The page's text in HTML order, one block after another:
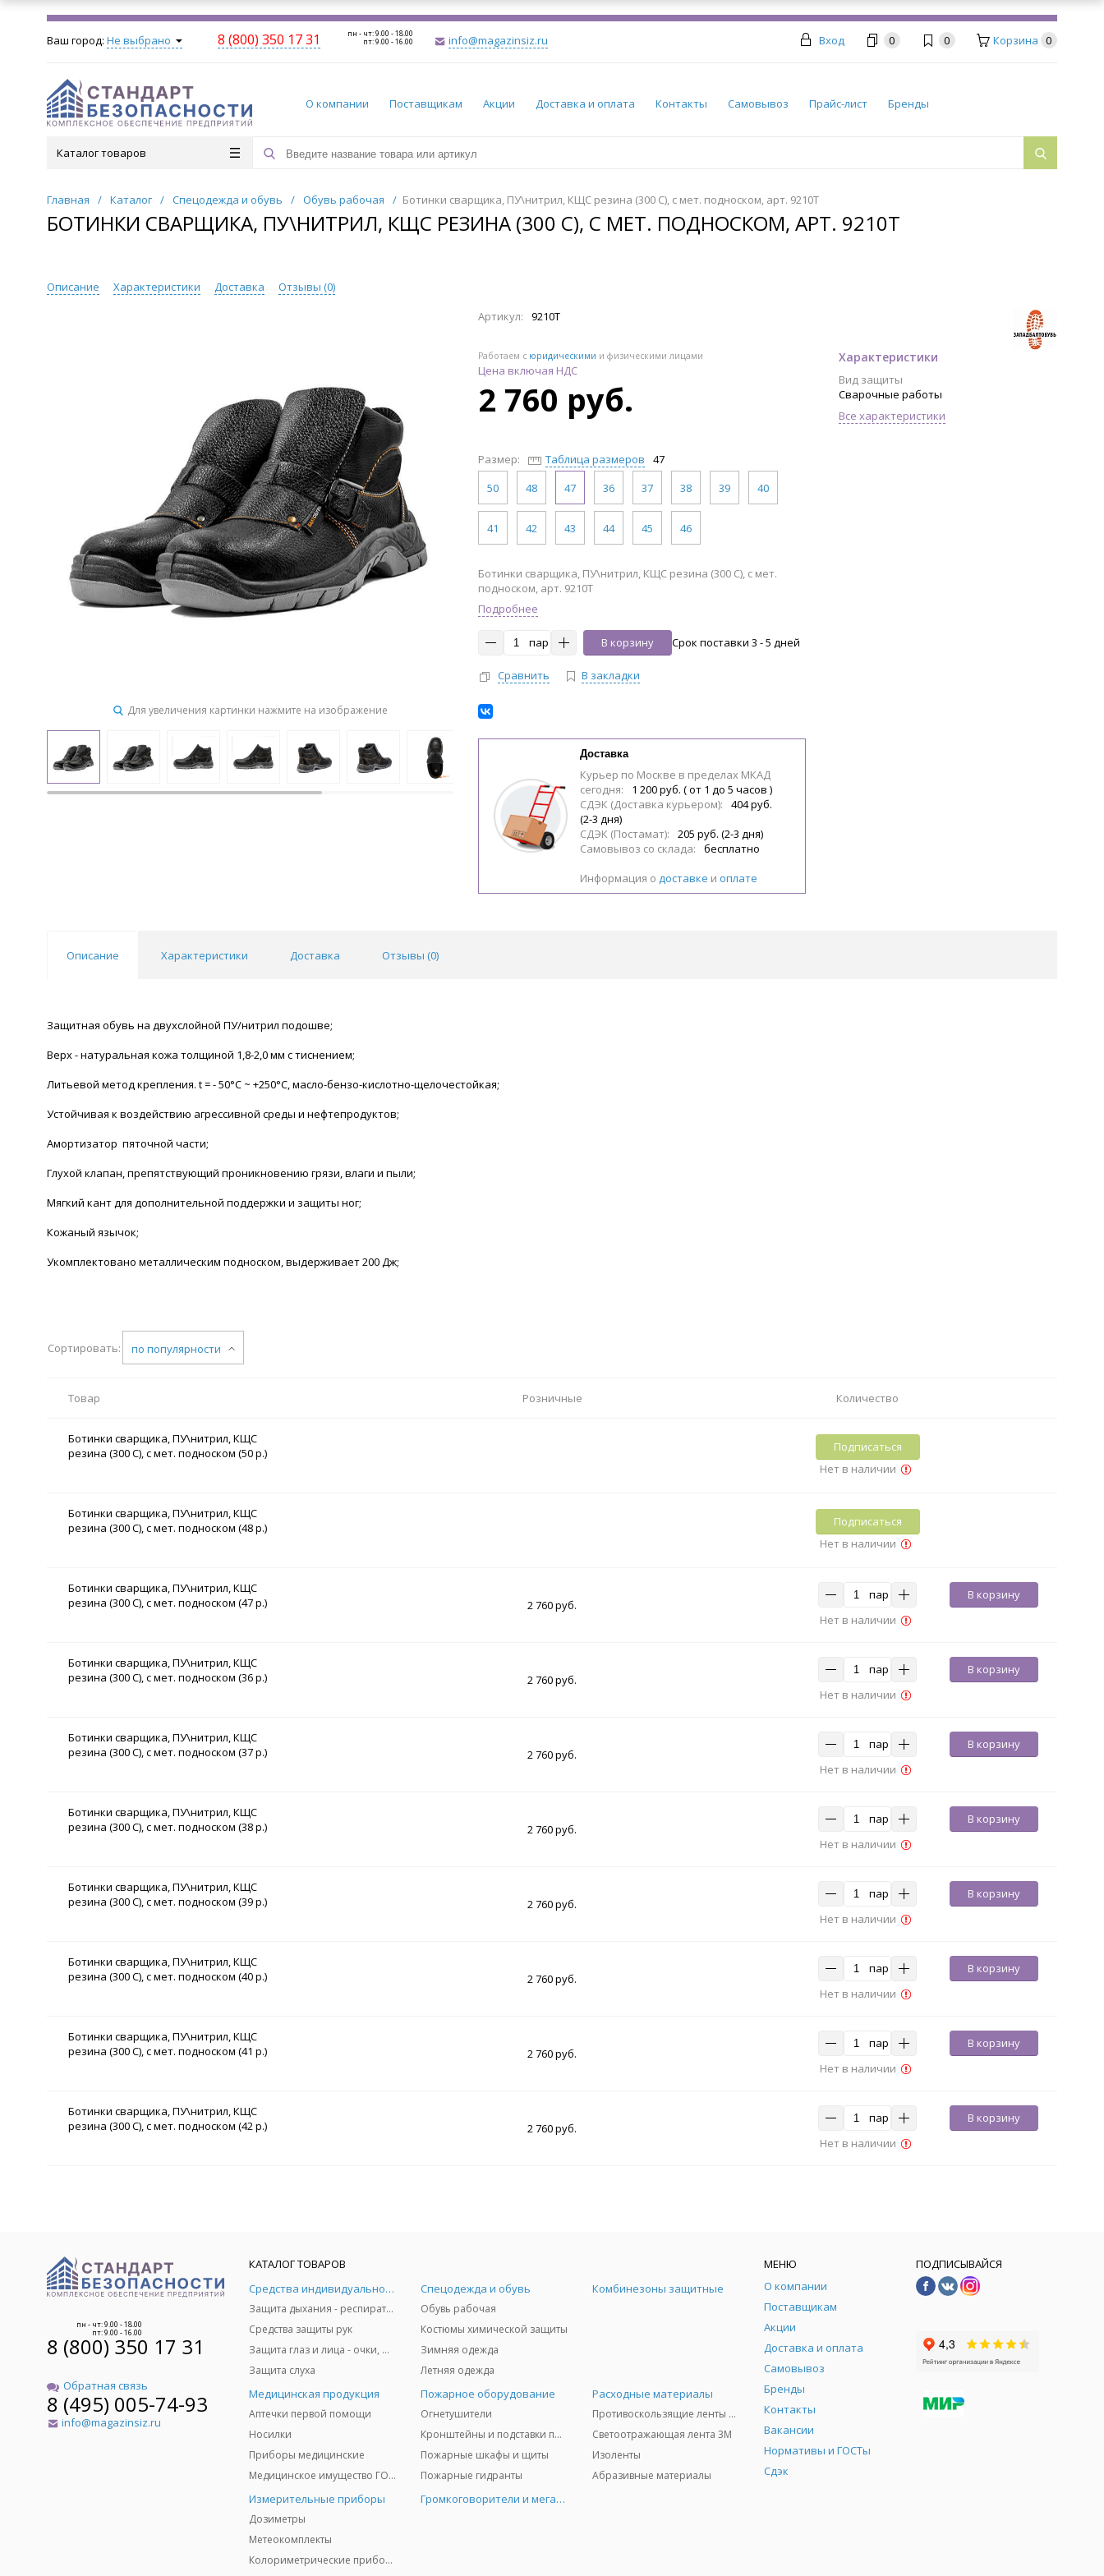
Ваш город: Не выбрано 8 (800) 350 17 31 пн - чт: 9.00 - 18.00
пт: 9.00 - 16.00 info@magazinsiz.ru Вход 0 0 Корзина 0
О компании Поставщикам Акции Доставка и оплата Контакты Самовывоз Прайс-лист Бренды
Каталог товаров
Главная / Каталог / Спецодежда и обувь / Обувь рабочая / Ботинки сварщика, ПУ\нитрил, КЩС резина (300 С), с мет. подноском, арт. 9210Т
БОТИНКИ СВАРЩИКА, ПУ\НИТРИЛ, КЩС РЕЗИНА (300 С), С МЕТ. ПОДНОСКОМ, АРТ. 9210Т
Описание Характеристики Доставка Отзывы (0)
Для увеличения картинки нажмите на изображение
Артикул: 9210Т
Работаем с юридическими и физическими лицами
Цена включая НДС
2 760 руб.
Размер: Таблица размеров
47
50
48 47 36 37 38 39 40
41 42 43 44 45 46
Характеристики
Вид защиты
Сварочные работы
Все характеристики
Ботинки сварщика, ПУ\нитрил, КЩС резина (300 С), с мет.
подноском, арт. 9210Т
Подробнее
пар В корзину Срок поставки 3 - 5 дней
Сравнить В закладки
Доставка
Курьер по Москве в пределах МКАД
сегодня:
1 200 руб. ( от 1 до 5 часов )
СДЭК (Доставка курьером):
404 руб.
(2-3 дня)
СДЭК (Постамат):
205 руб. (2-3 дня)
Самовывоз со склада:
бесплатно
Информация о доставке и оплате
Описание Характеристики Доставка Отзывы (0)
Защитная обувь на двухслойной ПУ/нитрил подошве;
Верх - натуральная кожа толщиной 1,8-2,0 мм с тиснением;
Литьевой метод крепления. t = - 50°С ~ +250°С, масло-бензо-кислотно-щелочестойкая;
Устойчивая к воздействию агрессивной среды и нефтепродуктов;
Амортизатор пяточной части;
Глухой клапан, препятствующий проникновению грязи, влаги и пыли;
Мягкий кант для дополнительной поддержки и защиты ног;
Кожаный язычок;
Укомплектовано металлическим подноском, выдерживает 200 Дж;
Сортировать: по популярности
Товар Розничные Количество
Ботинки сварщика, ПУ\нитрил, КЩС
резина (300 С), с мет. подноском (50 р.)
Подписаться
Нет в наличии
Ботинки сварщика, ПУ\нитрил, КЩС
резина (300 С), с мет. подноском (48 р.)
Подписаться
Нет в наличии
Ботинки сварщика, ПУ\нитрил, КЩС
резина (300 С), с мет. подноском (47 р.)
2 760 руб.
пар
В корзину
Нет в наличии
Ботинки сварщика, ПУ\нитрил, КЩС
резина (300 С), с мет. подноском (36 р.)
2 760 руб.
пар
В корзину
Нет в наличии
Ботинки сварщика, ПУ\нитрил, КЩС
резина (300 С), с мет. подноском (37 р.)
2 760 руб.
пар
В корзину
Нет в наличии
Ботинки сварщика, ПУ\нитрил, КЩС
резина (300 С), с мет. подноском (38 р.)
2 760 руб.
пар
В корзину
Нет в наличии
Ботинки сварщика, ПУ\нитрил, КЩС
резина (300 С), с мет. подноском (39 р.)
2 760 руб.
пар
В корзину
Нет в наличии
Ботинки сварщика, ПУ\нитрил, КЩС
резина (300 С), с мет. подноском (40 р.)
2 760 руб.
пар
В корзину
Нет в наличии
Ботинки сварщика, ПУ\нитрил, КЩС
резина (300 С), с мет. подноском (41 р.)
2 760 руб.
пар
В корзину
Нет в наличии
Ботинки сварщика, ПУ\нитрил, КЩС
резина (300 С), с мет. подноском (42 р.)
2 760 руб.
пар
В корзину
Нет в наличии
пн - чт: 9.00 - 18.00
пт: 9.00 - 16.00
8 (800) 350 17 31
Обратная связь
8 (495) 005-74-93
info@magazinsiz.ru
КАТАЛОГ ТОВАРОВ
Средства индивидуальной защиты
Защита дыхания - респираторы, противогазы, фильтры, дозиметры
Средства защиты рук
Защита глаз и лица - очки, щитки
Защита слуха
Спецодежда и обувь
Обувь рабочая
Костюмы химической защиты
Зимняя одежда
Летняя одежда
Комбинезоны защитные
Медицинская продукция
Аптечки первой помощи
Носилки
Приборы медицинские
Медицинское имущество ГО и ЧС
Пожарное оборудование
Огнетушители
Кронштейны и подставки под огнетушители
Пожарные шкафы и щиты
Пожарные гидранты
Расходные материалы
Противоскользящие ленты 3М
Светоотражающая лента 3M
Изоленты
Абразивные материалы
Измерительные приборы
Дозиметры
Метеокомплекты
Колориметрические приборы
Громкоговорители и мегафоны
МЕНЮ
О компании
Поставщикам
Акции
Доставка и оплата
Самовывоз
Бренды
Контакты
Вакансии
Нормативы и ГОСТы
Сдэк
ПОДПИСЫВАЙСЯ